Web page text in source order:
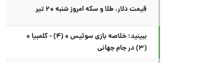
قیمت دلار، طلا و سکه امروز شنبه ۲۰ تیر
ببینید؛ خلاصه بازی سوئیس ۰ (۴) - کلمبیا ۰
(۳) در جام جهانی